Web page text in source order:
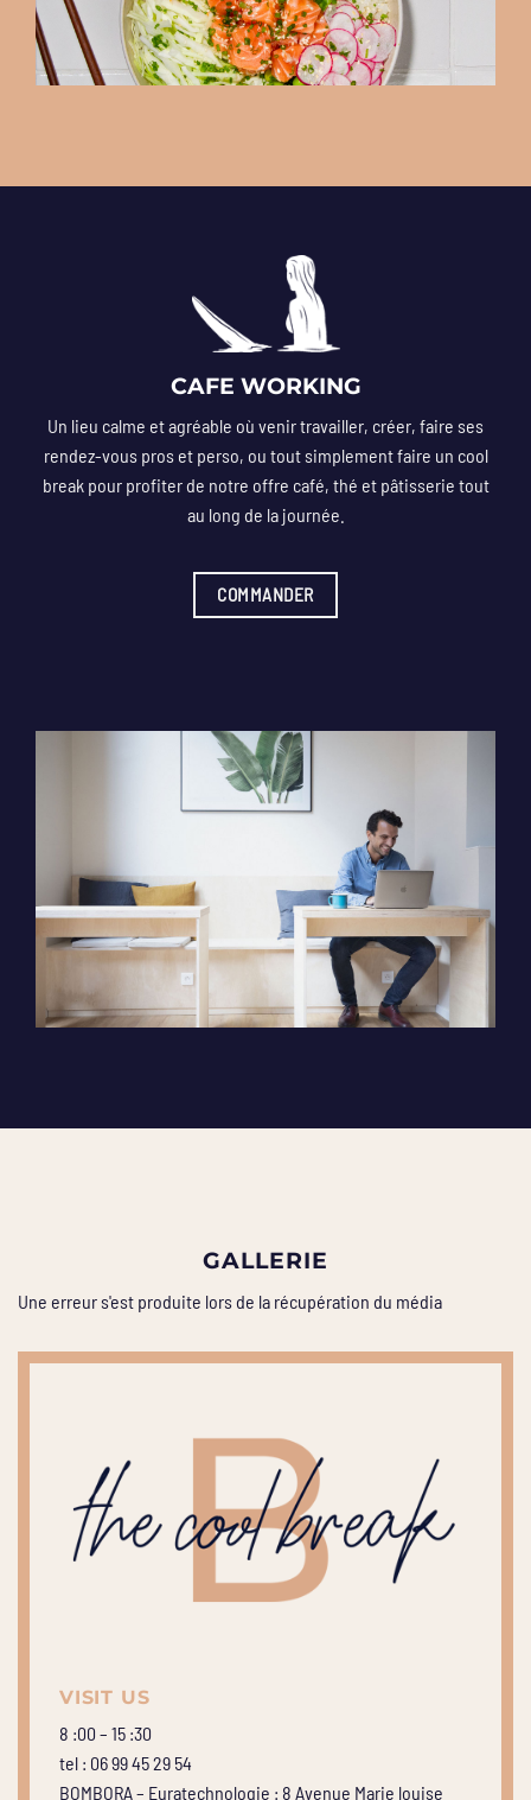
CAFE WORKING
Un lieu calme et agréable où venir travailler, créer, faire ses
rendez-vous pros et perso, ou tout simplement faire un cool
break pour profiter de notre offre café, thé et pâtisserie tout
au long de la journée.
COMMANDER
GALLERIE
Une erreur s'est produite lors de la récupération du média
VISIT US
8 :00 – 15 :30
tel : 06 99 45 29 54
BOMBORA – Euratechnologie : 8 Avenue Marie louise